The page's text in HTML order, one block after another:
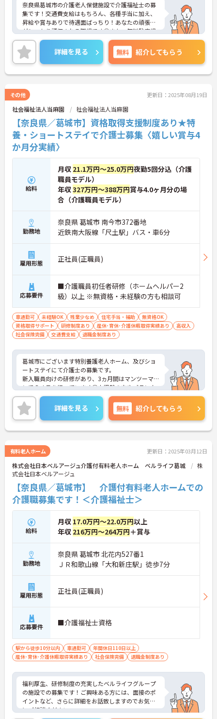
奈良県葛城市の介護老人保健施設で介護福祉士の募
集です！交通費支給はもちろん、各種手当に加え、
昇給や賞与ありで待遇面ばっちり！あなたの頑張り
がしっかり評価される職場です◎また、無料駐車場
付きでマイカー通勤が可能なのもうれしいポイント
♪ご興味のある方は面接ポイントをお伝えしますの
で、お気軽にご連絡ください！
詳細を見る 無料 紹介してもらう
その他 更新日：2025年08月19日
社会福祉法人当麻園 社会福祉法人当麻園
【奈良県／葛城市】資格取得支援制度あり★特
養・ショートステイで介護士募集〈嬉しい賞与4
か月分実績〉
給料
月収 21.1万円～25.0万円夜勤5回分込（介護
職員モデル）
年収327万円～388万円賞与4.0ヶ月分の場
合（介護職員モデル）
勤務地
奈良県 葛城市 南今市372番地
近鉄南大阪線「尺土駅」バス・車6分
雇用形態 正社員(正職員)
応募要件
■介護職員初任者研修（ホームヘルパー2
級）以上 ※無資格・未経験の方も相談可
車通勤可 未経験OK 残業少なめ 住宅手当・補助
無資格OK
資格取得サポート
研修制度あり 産休･育休･介護休暇取得実績あり
高収入
社会保険完備
交通費支給 退職金制度あり
葛城市にございます特別養護老人ホーム、及びショ
ートステイにて介護士の募集です。
新入職員向けの研修があり、3ヵ月間はマンツーマ
ンでＯＪＴを行っています◎未経験の方やブランク
のある方でも安心して勤務できる環境です！
残業はほとんどないので出勤日でもプライベートの
予定が立てやすいですよ★
また嬉しい賞与4.0か月分支給実績あり◎利用者の皆
様への努力がそのまま自分の評価に繋がります！
詳細をお話しいたしますのでお気軽にご相談くださ
い！
詳細を見る 無料 紹介してもらう
有料老人ホーム 更新日：2025年03月12日
株式会社日本ベルアージュ介護付有料老人ホーム ベルライフ葛城
株
式会社日本ベルアージュ
【奈良県／葛城市】 介護付有料老人ホームでの
介護職募集です！＜介護福祉士＞
給料
月収 17.0万円～22.0万円以上
年収 216万円～264万円＋賞与
勤務地
奈良県 葛城市 北花内527番1
ＪＲ和歌山線「大和新庄駅」徒歩7分
雇用形態 正社員(正職員)
応募要件 ■介護福祉士資格
駅から徒歩10分以内 車通勤可
年間休日110日以上
産休･育休･介護休暇取得実績あり
社会保険完備 退職金制度あり
福利厚生、研修制度の充実したベルライフグループ
の施設での募集です！ご興味ある方には、面接のポ
イントなど、さらに詳細をお話致しますのでお気軽
にご相談ください。